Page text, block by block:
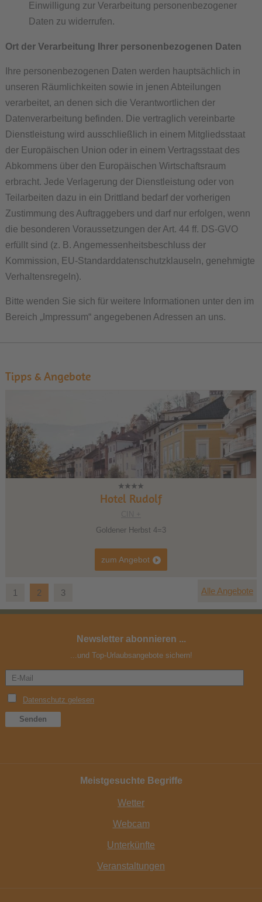
Einwilligung zur Verarbeitung personenbezogener
Daten zu widerrufen.
Ort der Verarbeitung Ihrer personenbezogenen Daten
Ihre personenbezogenen Daten werden hauptsächlich in
unseren Räumlichkeiten sowie in jenen Abteilungen
verarbeitet, an denen sich die Verantwortlichen der
Datenverarbeitung befinden. Die vertraglich vereinbarte
Dienstleistung wird ausschließlich in einem Mitgliedsstaat
der Europäischen Union oder in einem Vertragsstaat des
Abkommens über den Europäischen Wirtschaftsraum
erbracht. Jede Verlagerung der Dienstleistung oder von
Teilarbeiten dazu in ein Drittland bedarf der vorherigen
Zustimmung des Auftraggebers und darf nur erfolgen, wenn
die besonderen Voraussetzungen der Art. 44 ff. DS-GVO
erfüllt sind (z. B. Angemessenheitsbeschluss der
Kommission, EU-Standarddatenschutzklauseln, genehmigte
Verhaltensregeln).
Bitte wenden Sie sich für weitere Informationen unter den im
Bereich „Impressum“ angegebenen Adressen an uns.
Tipps & Angebote
Hotel Rudolf
Goldener Herbst 4=3
zum Angebot
1 2 3 Alle Angebote
Newsletter abonnieren ...
...und Top-Urlaubsangebote sichern!
Meistgesuchte Begriffe
Wetter
Webcam
Unterkünfte
Veranstaltungen